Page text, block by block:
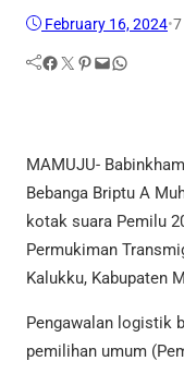
February 16, 2024•7
Facebook Twitter Pinterest Mail WhatsApp
MAMUJU-
Bebanga Briptu A
kotak suara Pemilu
Permukiman
Kalukku, Kabupaten
Pengawalan logistik
pemilihan umum